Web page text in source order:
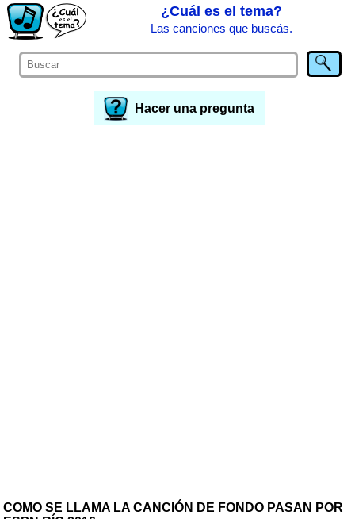
¿Cuál es el tema?
Las canciones que buscás.
Hacer una pregunta
COMO SE LLAMA LA CANCIÓN DE FONDO PASAN POR